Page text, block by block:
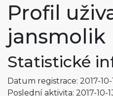
Profil
jansmolik
Statistické
Datum registrace: 2017-10-
Poslední aktivita: 2017-10-